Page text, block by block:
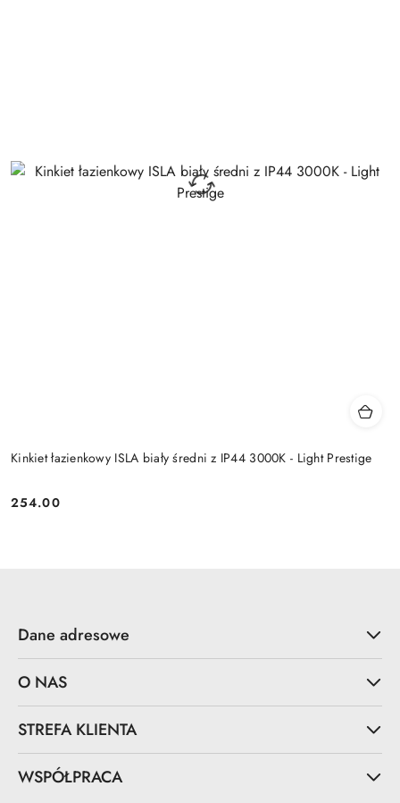
Kinkiet łazienkowy ISLA biały średni z IP44 3000K - Light Prestige
Cena:
254.00
Dane adresowe
O NAS
STREFA KLIENTA
WSPÓŁPRACA